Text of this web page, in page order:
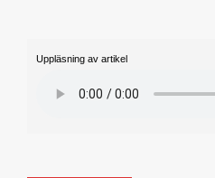
Uppläsning av artikel